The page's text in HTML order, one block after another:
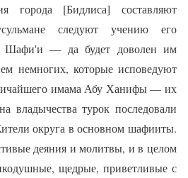
города [Бидлиса] составляют
следуют учению его
Шафи'и — да будет доволен им
немногих, которые исповедуют
имама Абу Ханифы — их
владычества турок последовали
округа в основном шафииты.
деяния и молитвы, и в целом
щедрые, приветливые с